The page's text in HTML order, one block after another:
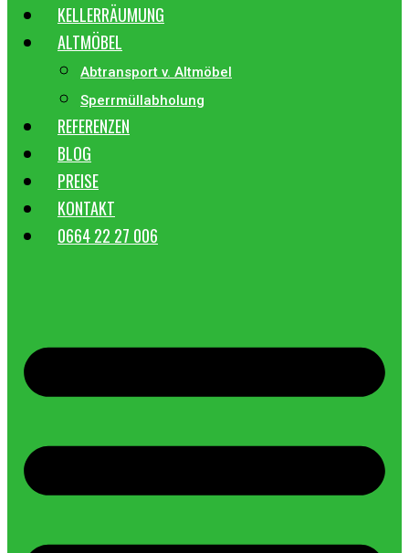
KELLERRÄUMUNG
ALTMÖBEL
Abtransport v. Altmöbel
Sperrmüllabholung
REFERENZEN
BLOG
PREISE
KONTAKT
0664 22 27 006